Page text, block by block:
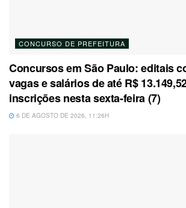
CONCURSO DE PREFEITURA
Concursos em São Paulo: editais
vagas e salários de até R$
inscrições nesta sexta-feira (7)
6 DE AGOSTO DE 2026, 11:26H